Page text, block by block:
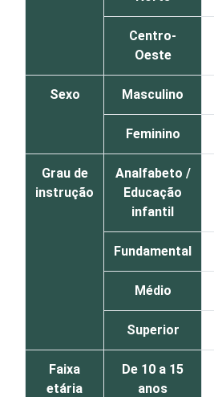
Centro-
Oeste
Sexo Masculino
Feminino
Grau de
instrução
Analfabeto /
Educação
infantil
Fundamental
Médio
Superior
Faixa
etária
De 10 a 15
anos